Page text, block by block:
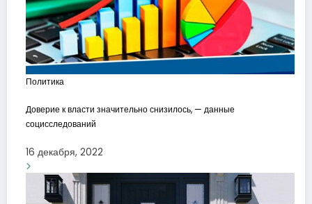
Политика
Доверие к власти значительно снизилось, — данные
социсследований
16 декабря, 2022